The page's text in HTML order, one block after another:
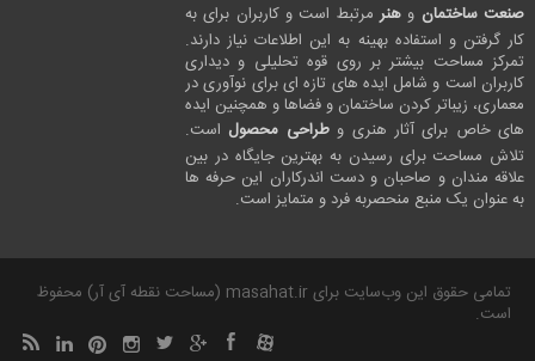
صنعت ساختمان و هنرمرتبط است و کاربران برای به
کار گرفتن و استفاده بهینه به این اطلاعات نیاز دارند.
تمرکز مساحت بیشتر بر روی قوه تحلیلی و دیداری
کاربران است و شامل ایده های تازه ای برای نوآوری در
معماری، زیباتر کردن ساختمان و فضاها و همچنین ایده
های خاص برای آثار هنری وطراحی محصول است.
تلاش مساحت برای رسیدن به بهترین جایگاه در بین
علاقه مندان و صاحبان و دست اندرکاران این حرفه ها
به عنوان یک منبع منحصربه فرد و متمایز است.
تمامی حقوق این وب‌سایت برای masahat.ir (مساحت نقطه آی آر) محفوظ
است.